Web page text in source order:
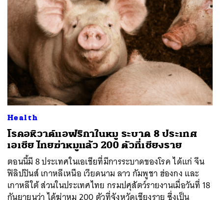
Health
โรคอหิวาต์แอฟริกาในหมู ระบาด 8 ประเทศ
เอเชีย ไทยฆ่าหมูแล้ว 200 ตัวที่เชียงราย
ตอนนี้มี 8 ประเทศในเอเชียที่มีการระบาดของโรค ได้แก่ จีน
ฟิลิปปินส์ เกาหลีเหนือ เวียดนาม ลาว กัมพูชา ฮ่องกง และ
เกาหลีใต้ ส่วนในประเทศไทย กรมปศุสัตว์รายงานเมื่อวันที่ 18
กันยายนว่า ได้ฆ่าหมู 200 ตัวที่จังหวัดเชียงราย ซึ่งเป็น